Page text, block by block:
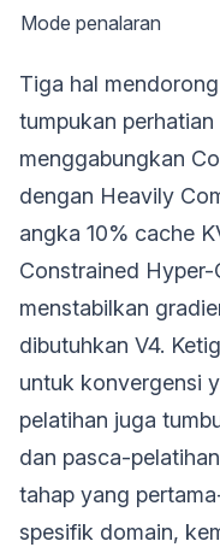
Mode penalaran
Tiga hal
tumpukan
menggabungkan
dengan Heavily
angka 10% cache
Constrained
menstabilkan
dibutuhkan V4.
untuk konvergensi
pelatihan juga
dan pasca-
tahap yang
spesifik domain,